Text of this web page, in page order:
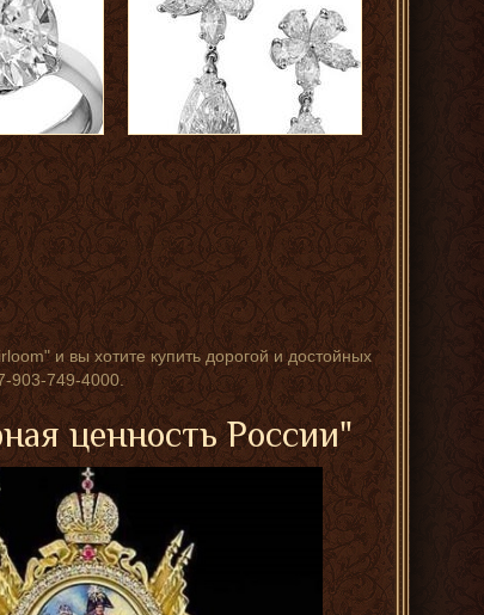
и вы хотите купить дорогой и достойных
903-749-4000.
ценность России"